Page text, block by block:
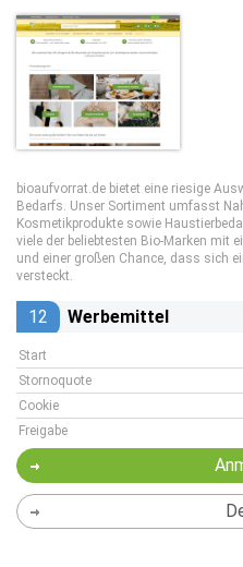
bioaufvorrat.de bietet eine riesige
Bedarfs. Unser Sortiment umfasst
Kosmetikprodukte sowie
viele der beliebtesten Bio-Marken mit
und einer großen Chance, dass sich
versteckt.
12 Werbemittel
Start
Stornoquote
Cookie
Freigabe